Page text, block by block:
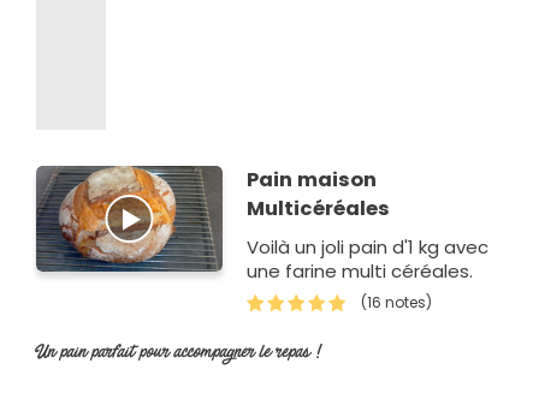
Pain maison
Multicéréales
Voilà un joli pain d'1 kg avec
une farine multi céréales.
(16 notes)
Un pain parfait pour accompagner le repas !